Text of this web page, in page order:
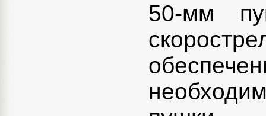
50-мм